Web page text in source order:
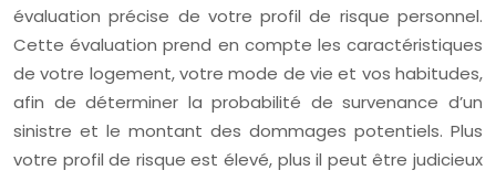
évaluation précise de votre profil de risque personnel.
Cette évaluation prend en compte les caractéristiques
de votre logement, votre mode de vie et vos habitudes,
afin de déterminer la probabilité de survenance d’un
sinistre et le montant des dommages potentiels. Plus
votre profil de risque est élevé, plus il peut être judicieux